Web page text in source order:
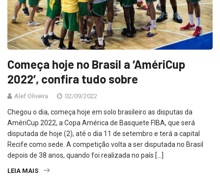
Começa hoje no Brasil a ‘AmériCup
2022’, confira tudo sobre
Alef Oliveira 02/09/2022
Chegou o dia, começa hoje em solo brasileiro as disputas da
AmériCup 2022, a Copa América de Basquete FIBA, que será
disputada de hoje (2), até o dia 11 de setembro e terá a capital
Recife como sede. A competição volta a ser disputada no Brasil
depois de 38 anos, quando foi realizada no país […]
LEIA MAIS